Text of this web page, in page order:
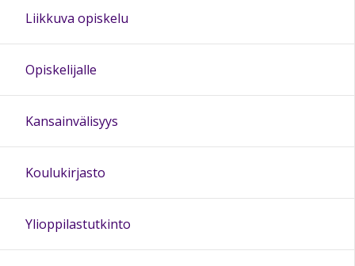
Liikkuva opiskelu
Opiskelijalle
Kansainvälisyys
Koulukirjasto
Ylioppilastutkinto